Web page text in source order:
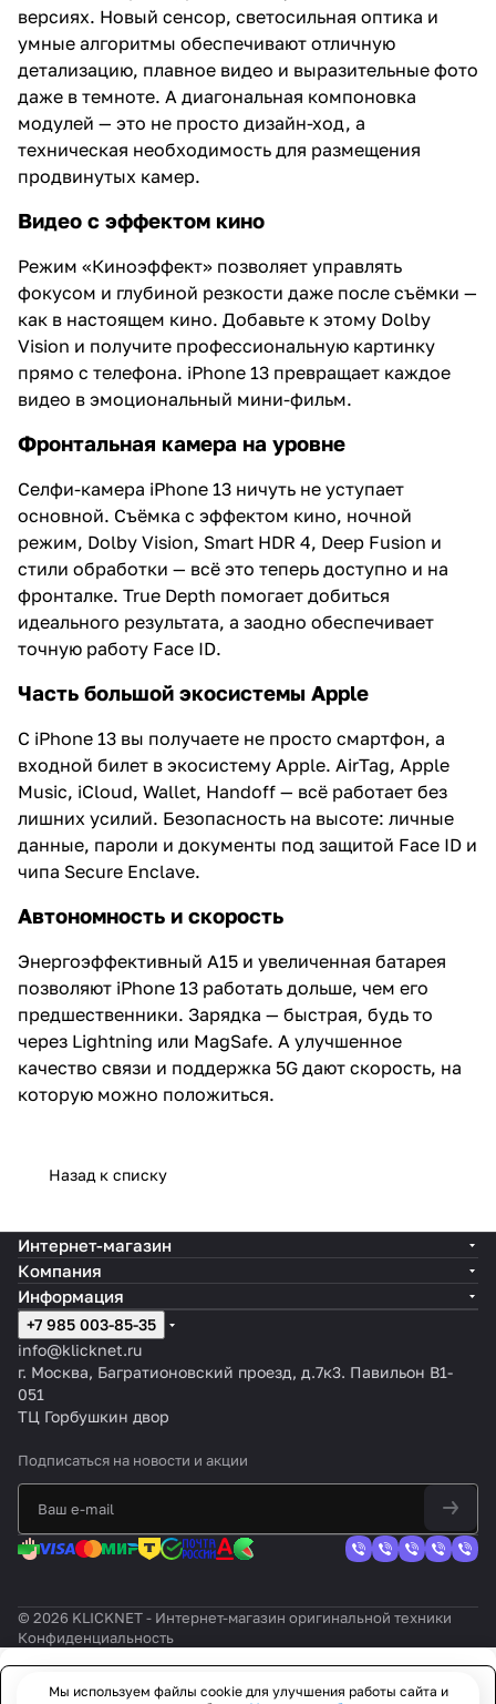
версиях. Новый сенсор, светосильная оптика и
умные алгоритмы обеспечивают отличную
детализацию, плавное видео и выразительные фото
даже в темноте. А диагональная компоновка
модулей — это не просто дизайн-ход, а
техническая необходимость для размещения
продвинутых камер.
Видео с эффектом кино
Режим «Киноэффект» позволяет управлять
фокусом и глубиной резкости даже после съёмки —
как в настоящем кино. Добавьте к этому Dolby
Vision и получите профессиональную картинку
прямо с телефона. iPhone 13 превращает каждое
видео в эмоциональный мини-фильм.
Фронтальная камера на уровне
Селфи-камера iPhone 13 ничуть не уступает
основной. Съёмка с эффектом кино, ночной
режим, Dolby Vision, Smart HDR 4, Deep Fusion и
стили обработки — всё это теперь доступно и на
фронталке. True Depth помогает добиться
идеального результата, а заодно обеспечивает
точную работу Face ID.
Часть большой экосистемы Apple
С iPhone 13 вы получаете не просто смартфон, а
входной билет в экосистему Apple. AirTag, Apple
Music, iCloud, Wallet, Handoff — всё работает без
лишних усилий. Безопасность на высоте: личные
данные, пароли и документы под защитой Face ID и
чипа Secure Enclave.
Автономность и скорость
Энергоэффективный A15 и увеличенная батарея
позволяют iPhone 13 работать дольше, чем его
предшественники. Зарядка — быстрая, будь то
через Lightning или MagSafe. А улучшенное
качество связи и поддержка 5G дают скорость, на
которую можно положиться.
Назад к списку
Заказать
Интернет-магазин
Компания
Информация
+7 985 003-85-35
info@klicknet.ru
г. Москва, Багратионовский проезд, д.7к3. Павильон B1-
051
ТЦ Горбушкин двор
Подписаться на новости и акции
© 2026 KLICKNET - Интернет-магазин оригинальной техники
Конфиденциальность
Мы используем файлы cookie для улучшения работы сайта и